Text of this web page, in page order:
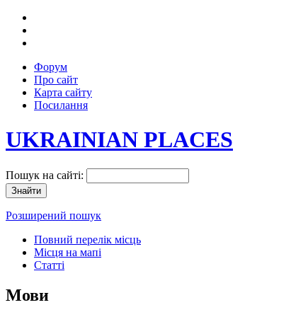
Форум
Про сайт
Карта сайту
Посилання
UKRAINIAN PLACES
Пошук на сайті:
Розширений пошук
Повний перелік місць
Місця на мапі
Статті
Мови